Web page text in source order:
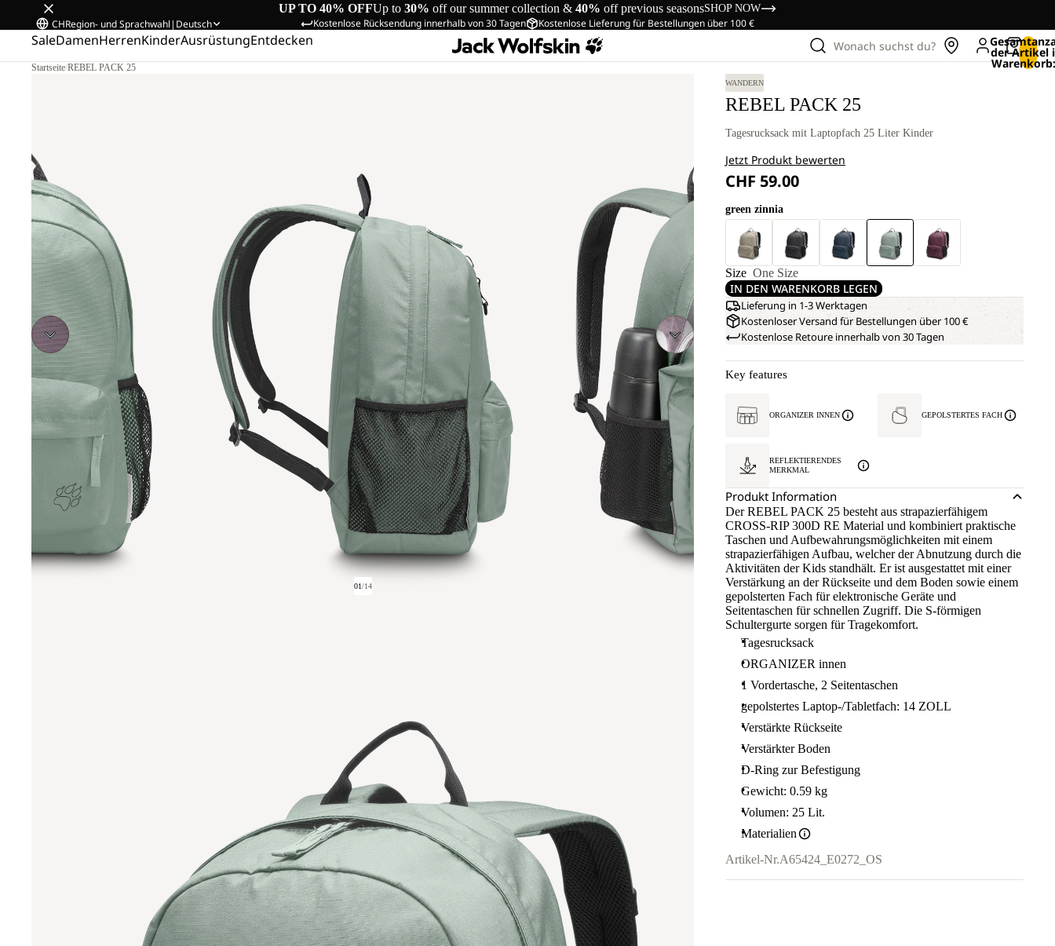
UP TO 40% OFFUp to 30% off our summer collection & 40% off previous seasonsSHOP NOW
Kostenlose Rücksendung innerhalb von 30 Tagen Kostenlose Lieferung für Bestellungen über 100 €
CHRegion- und Sprachwahl| Deutsch
SaleDamenHerrenKinderAusrüstungEntdecken Wonach suchst du? der Artikel
Startseite/REBEL PACK 25
01/14
WANDERN
REBEL PACK 25
Tagesrucksack mit Laptopfach 25 Liter Kinder
Jetzt Produkt bewerten
CHF 59.00
green zinnia
Size One Size
IN DEN WARENKORB LEGEN
Lieferung in 1-3 Werktagen
Kostenloser Versand für Bestellungen über 100 €
Kostenlose Retoure innerhalb von 30 Tagen
Key features
ORGANIZER INNEN GEPOLSTERTES FACH
REFLEKTIERENDES
MERKMAL
Produkt Information
Der REBEL PACK 25 besteht aus strapazierfähigem
CROSS-RIP 300D RE Material und kombiniert praktische
Taschen und Aufbewahrungsmöglichkeiten mit einem
strapazierfähigen Aufbau, welcher der Abnutzung durch die
Aktivitäten der Kids standhält. Er ist ausgestattet mit einer
Verstärkung an der Rückseite und dem Boden sowie einem
gepolsterten Fach für elektronische Geräte und
Seitentaschen für schnellen Zugriff. Die S-förmigen
Schultergurte sorgen für Tragekomfort.
Tagesrucksack
ORGANIZER innen
1 Vordertasche, 2 Seitentaschen
gepolstertes Laptop-/Tabletfach: 14 ZOLL
Verstärkte Rückseite
Verstärkter Boden
D-Ring zur Befestigung
Gewicht: 0.59 kg
Volumen: 25 Lit.
Materialien
Artikel-Nr.A65424_E0272_OS